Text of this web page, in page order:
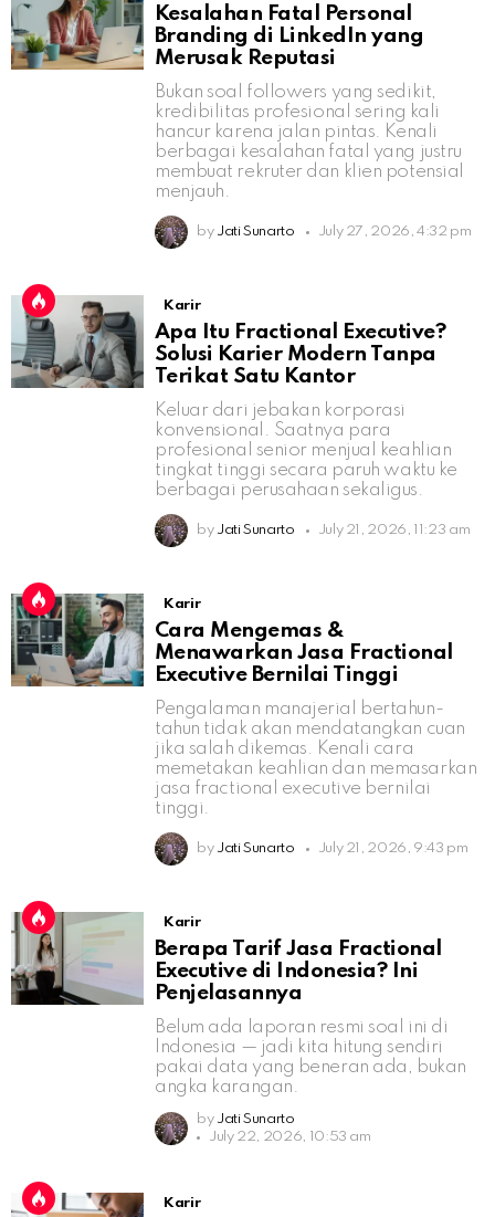
Kesalahan Fatal Personal
Branding di LinkedIn yang
Merusak Reputasi
Bukan soal followers yang sedikit,
kredibilitas profesional sering kali
hancur karena jalan pintas. Kenali
berbagai kesalahan fatal yang justru
membuat rekruter dan klien potensial
menjauh.
by Jati Sunarto July 27, 2026, 4:32 pm
Karir
Apa Itu Fractional Executive?
Solusi Karier Modern Tanpa
Terikat Satu Kantor
Keluar dari jebakan korporasi
konvensional. Saatnya para
profesional senior menjual keahlian
tingkat tinggi secara paruh waktu ke
berbagai perusahaan sekaligus.
by Jati Sunarto July 21, 2026, 11:23 am
Karir
Cara Mengemas &
Menawarkan Jasa Fractional
Executive Bernilai Tinggi
Pengalaman manajerial bertahun-
tahun tidak akan mendatangkan cuan
jika salah dikemas. Kenali cara
memetakan keahlian dan memasarkan
jasa fractional executive bernilai
tinggi.
by Jati Sunarto July 21, 2026, 9:43 pm
Karir
Berapa Tarif Jasa Fractional
Executive di Indonesia? Ini
Penjelasannya
Belum ada laporan resmi soal ini di
Indonesia — jadi kita hitung sendiri
pakai data yang beneran ada, bukan
angka karangan.
by Jati Sunarto
July 22, 2026, 10:53 am
Karir